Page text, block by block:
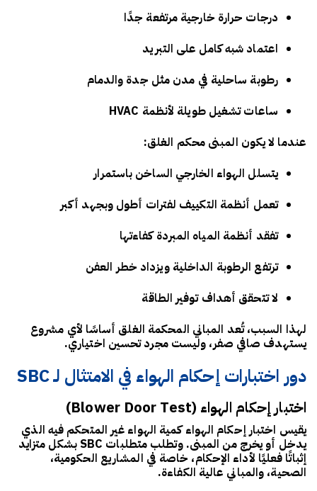
درجات حرارة خارجية مرتفعة جدًا
اعتماد شبه كامل على التبريد
رطوبة ساحلية في مدن مثل جدة والدمام
ساعات تشغيل طويلة لأنظمة HVAC
عندما لا يكون المبنى محكم الغلق:
يتسلل الهواء الخارجي الساخن باستمرار
تعمل أنظمة التكييف لفترات أطول وبجهد أكبر
تفقد أنظمة المياه المبردة كفاءتها
ترتفع الرطوبة الداخلية ويزداد خطر العفن
لا تتحقق أهداف توفير الطاقة
لهذا السبب، تُعد المباني المحكمة الغلق أساسًا لأي مشروع
يستهدف صافي صفر، وليست مجرد تحسين اختياري.
دور اختبارات إحكام الهواء في الامتثال لـ SBC
اختبار إحكام الهواء (Blower Door Test)
يقيس اختبار إحكام الهواء كمية الهواء غير المتحكم فيه الذي
يدخل أو يخرج من المبنى. وتطلب متطلبات SBC بشكل متزايد
إثباتًا فعليًا لأداء الإحكام، خاصة في المشاريع الحكومية،
الصحية، والمباني عالية الكفاءة.